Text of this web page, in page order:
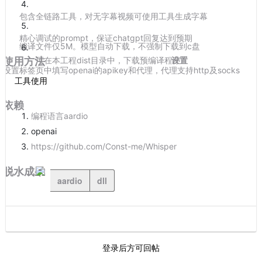
包含全链路工具，对无字幕视频可使用工具生成字幕
精心调试的prompt，保证chatgpt回复达到预期
编译文件仅5M。模型自动下载，不强制下载到c盘
使用方法可在本工程dist目录中，下载预编译程序设置
设置标签页中填写openai的apikey和代理，代理支持http及socks
工具使用
依赖
编程语言aardio
openai
https://github.com/Const-me/Whisper
脱水成果
aardio dll
登录后方可回帖